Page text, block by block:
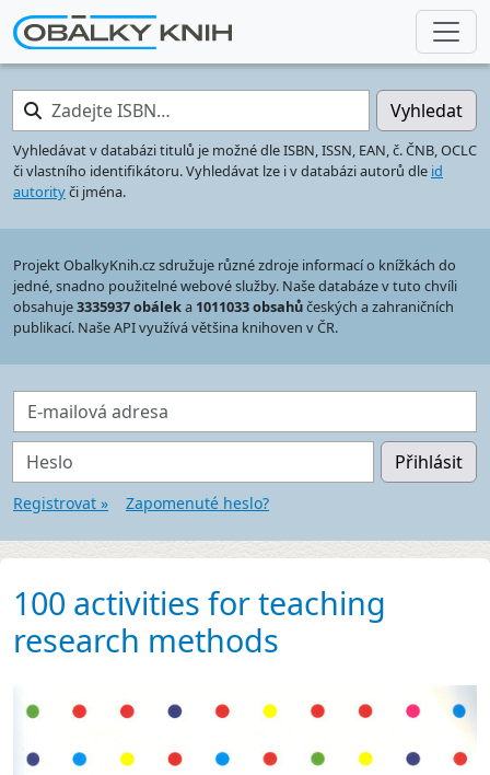
Zadejte ISBN… Vyhledat
Vyhledávat v databázi titulů je možné dle ISBN, ISSN, EAN, č. ČNB, OCLC
či vlastního identifikátoru. Vyhledávat lze i v databázi autorů dle id
autorityči jména.
Projekt ObalkyKnih.cz sdružuje různé zdroje informací o knížkách do
jedné, snadno použitelné webové služby. Naše databáze v tuto chvíli
obsahuje3335937 obáleka 1011033 obsahůčeských a zahraničních
publikací. Naše API využívá většina knihoven v ČR.
E-mailová adresa
Heslo Přihlásit
Registrovat » Zapomenuté heslo?
100 activities for teaching
research methods